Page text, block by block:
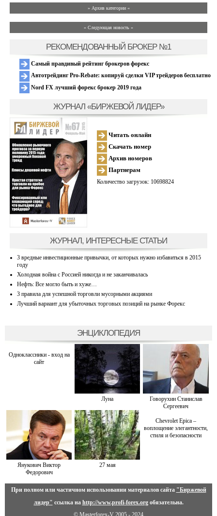
» Архив категории «
» Следующая новость »
РЕКОМЕНДОВАННЫЙ БРОКЕР №1
Самый правдивый рейтинг брокеров форекс
Автотрейдинг Pro-Rebate: копируй сделки VIP трейдеров бесплатно
Nord FX лучший форекс брокер 2019 года
ЖУРНАЛ «БИРЖЕВОЙ ЛИДЕР»
Читать онлайн
Скачать номер
Архив номеров
Партнерам
Количество загрузок: 10698824
ЖУРНАЛ, ИНТЕРЕСНЫЕ СТАТЬИ
3 вредные инвестиционные привычки, от которых нужно избавиться в 2015
году
Холодная война с Россией никогда и не заканчивалась
Нефть: Все могло быть и хуже…
3 правила для успешной торговли мусорными акциями
Лучший вариант для убыточных торговых позиций на рынке Форекс
ЭНЦИКЛОПЕДИЯ
Одноклассники - вход на
сайт
Луна
Говорухин Станислав
Сергеевич
Янукович Виктор
Федорович
27 мая
Chevrolet Epica –
воплощение элегантности,
стиля и безопасности
При полном или частичном использовании материалов сайта "Биржевой
лидер" ссылка на http://www.profi-forex.orgобязательна.
© Masterforex-V 2005 - 2024